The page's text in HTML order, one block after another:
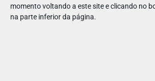
momento voltando a este site e clicando no
na parte inferior da página.